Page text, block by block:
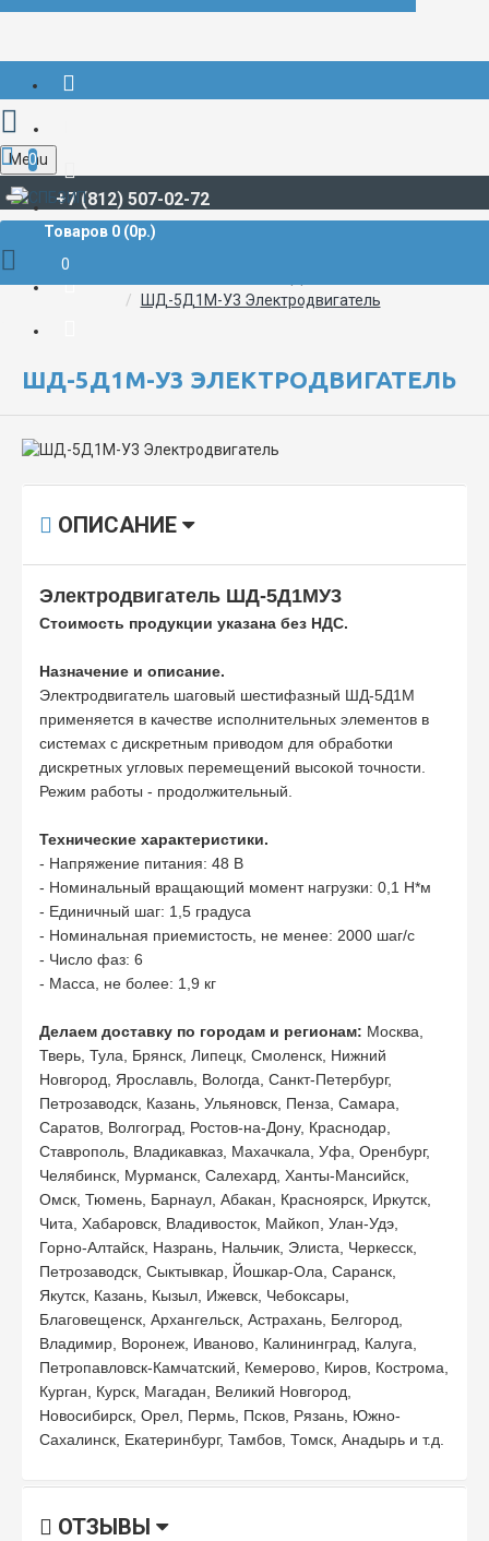
+7 (812) 507-02-72
Menu
0
Товаров 0 (0р.)
0
СУДОВАЯ ЭЛЕКТРИКА И АВТОМАТИКА
ШД-5Д1М-У3 Электродвигатель
ШД-5Д1М-У3 ЭЛЕКТРОДВИГАТЕЛЬ
ОПИСАНИЕ
Электродвигатель ШД-5Д1МУ3
Стоимость продукции указана без НДС.
Назначение и описание.
Электродвигатель шаговый шестифазный ШД-5Д1М
применяется в качестве исполнительных элементов в
системах с дискретным приводом для обработки
дискретных угловых перемещений высокой точности.
Режим работы - продолжительный.
Технические характеристики.
- Напряжение питания: 48 В
- Номинальный вращающий момент нагрузки: 0,1 Н*м
- Единичный шаг: 1,5 градуса
- Номинальная приемистость, не менее: 2000 шаг/с
- Число фаз: 6
- Масса, не более: 1,9 кг
Делаем доставку по городам и регионам: Москва,
Тверь, Тула, Брянск, Липецк, Смоленск, Нижний
Новгород, Ярославль, Вологда, Санкт-Петербург,
Петрозаводск, Казань, Ульяновск, Пенза, Самара,
Саратов, Волгоград, Ростов-на-Дону, Краснодар,
Ставрополь, Владикавказ, Махачкала, Уфа, Оренбург,
Челябинск, Мурманск, Салехард, Ханты-Мансийск,
Омск, Тюмень, Барнаул, Абакан, Красноярск, Иркутск,
Чита, Хабаровск, Владивосток, Майкоп, Улан-Удэ,
Горно-Алтайск, Назрань, Нальчик, Элиста, Черкесск,
Петрозаводск, Сыктывкар, Йошкар-Ола, Саранск,
Якутск, Казань, Кызыл, Ижевск, Чебоксары,
Благовещенск, Архангельск, Астрахань, Белгород,
Владимир, Воронеж, Иваново, Калининград, Калуга,
Петропавловск-Камчатский, Кемерово, Киров, Кострома,
Курган, Курск, Магадан, Великий Новгород,
Новосибирск, Орел, Пермь, Псков, Рязань, Южно-
Сахалинск, Екатеринбург, Тамбов, Томск, Анадырь и т.д.
ОТЗЫВЫ